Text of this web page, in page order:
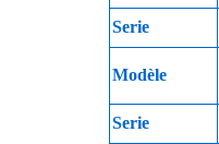
Serie
Modèle
Serie